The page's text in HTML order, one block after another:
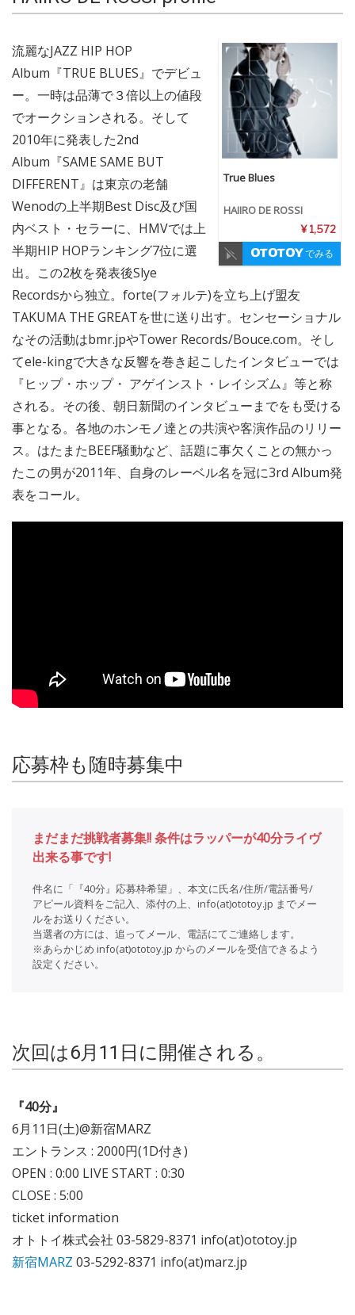
True Blues
HAIIRO DE ROSSI
¥ 1,572
でみる
流麗なJAZZ HIP HOP
Album『TRUE BLUES』でデビュ
ー。一時は品薄で３倍以上の値段
でオークションされる。そして
2010年に発表した2nd
Album『SAME SAME BUT
DIFFERENT』は東京の老舗
Wenodの上半期Best Disc及び国
内ベスト・セラーに、HMVでは上
半期HIP HOPランキング7位に選
出。この2枚を発表後Slye
Recordsから独立。forte(フォルテ)を立ち上げ盟友
TAKUMA THE GREATを世に送り出す。センセーショナル
なその活動はbmr.jpやTower Records/Bouce.com。そし
てele-kingで大きな反響を巻き起こしたインタビューでは
『ヒップ・ホップ・ アゲインスト・レイシズム』等と称
される。その後、朝日新聞のインタビューまでをも受ける
事となる。各地のホンモノ達との共演や客演作品のリリー
ス。はたまたBEEF騒動など、話題に事欠くことの無かっ
たこの男が2011年、自身のレーベル名を冠に3rd Album発
表をコール。
応募枠も随時募集中
まだまだ挑戦者募集!! 条件はラッパーが40分ライヴ
出来る事です!
件名に「『40分』応募枠希望」、本文に氏名/住所/電話番号/
アピール資料をご記入、添付の上、info(at)ototoy.jp までメー
ルをお送りください。
当選者の方には、追ってメール、電話にてご連絡します。
※あらかじめ info(at)ototoy.jp からのメールを受信できるよう
設定ください。
次回は6月11日に開催される。
『40分』
6月11日(土)@新宿MARZ
エントランス : 2000円(1D付き)
OPEN : 0:00 LIVE START : 0:30
CLOSE : 5:00
ticket information
オトトイ株式会社 03-5829-8371 info(at)ototoy.jp
新宿MARZ 03-5292-8371 info(at)marz.jp